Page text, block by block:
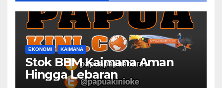
EKONOMI KAIMANA
Stok BBM Kaimana Aman
Hingga Lebaran